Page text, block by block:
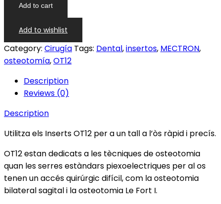
Add to cart
Add to wishlist
Category: Cirugía Tags: Dental,insertos, MECTRON,
osteotomía,OT12
Description
Reviews (0)
Description
Utilitza els Inserts OT12 per a un tall a l’òs ràpid i precís.
OT12 estan dedicats a les tècniques de osteotomia
quan les serres estàndars piexoelectriques per al os
tenen un accés quirúrgic difícil, com la osteotomia
bilateral sagital i la osteotomia Le Fort I.